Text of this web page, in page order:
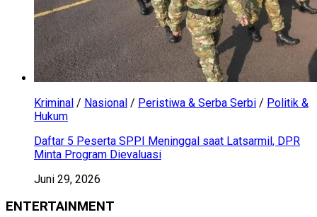
Kriminal / Nasional / Peristiwa & Serba Serbi / Politik &
Hukum
Daftar 5 Peserta SPPI Meninggal saat Latsarmil, DPR
Minta Program Dievaluasi
Juni 29, 2026
ENTERTAINMENT